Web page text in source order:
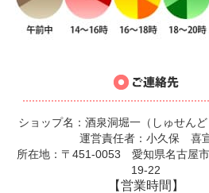
ショップ名：酒泉洞堀一（しゅせんど
運営責任者：小久保 喜
所在地：〒451-0053 愛知県名古屋
19-22
【営業時間】